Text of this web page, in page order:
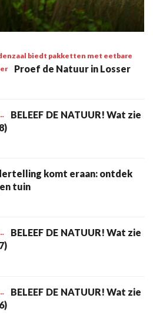
biedt pakketten met eetbare
Proef de Natuur in Losser
BELEEF DE NATUUR! Wat zie
komt eraan: ontdek
tuin
BELEEF DE NATUUR! Wat zie
BELEEF DE NATUUR! Wat zie